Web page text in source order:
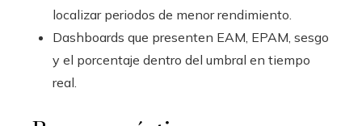
localizar periodos de menor rendimiento.
Dashboards que presenten EAM, EPAM, sesgo
y el porcentaje dentro del umbral en tiempo
real.